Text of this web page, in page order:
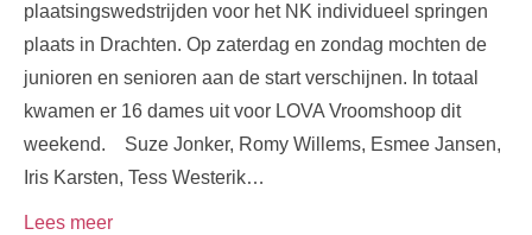
plaatsingswedstrijden voor het NK individueel springen
plaats in Drachten. Op zaterdag en zondag mochten de
junioren en senioren aan de start verschijnen. In totaal
kwamen er 16 dames uit voor LOVA Vroomshoop dit
weekend. Suze Jonker, Romy Willems, Esmee Jansen,
Iris Karsten, Tess Westerik…
Lees meer